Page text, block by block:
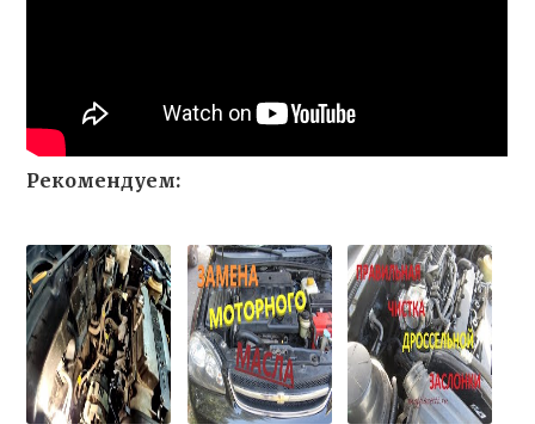
Рекомендуем: